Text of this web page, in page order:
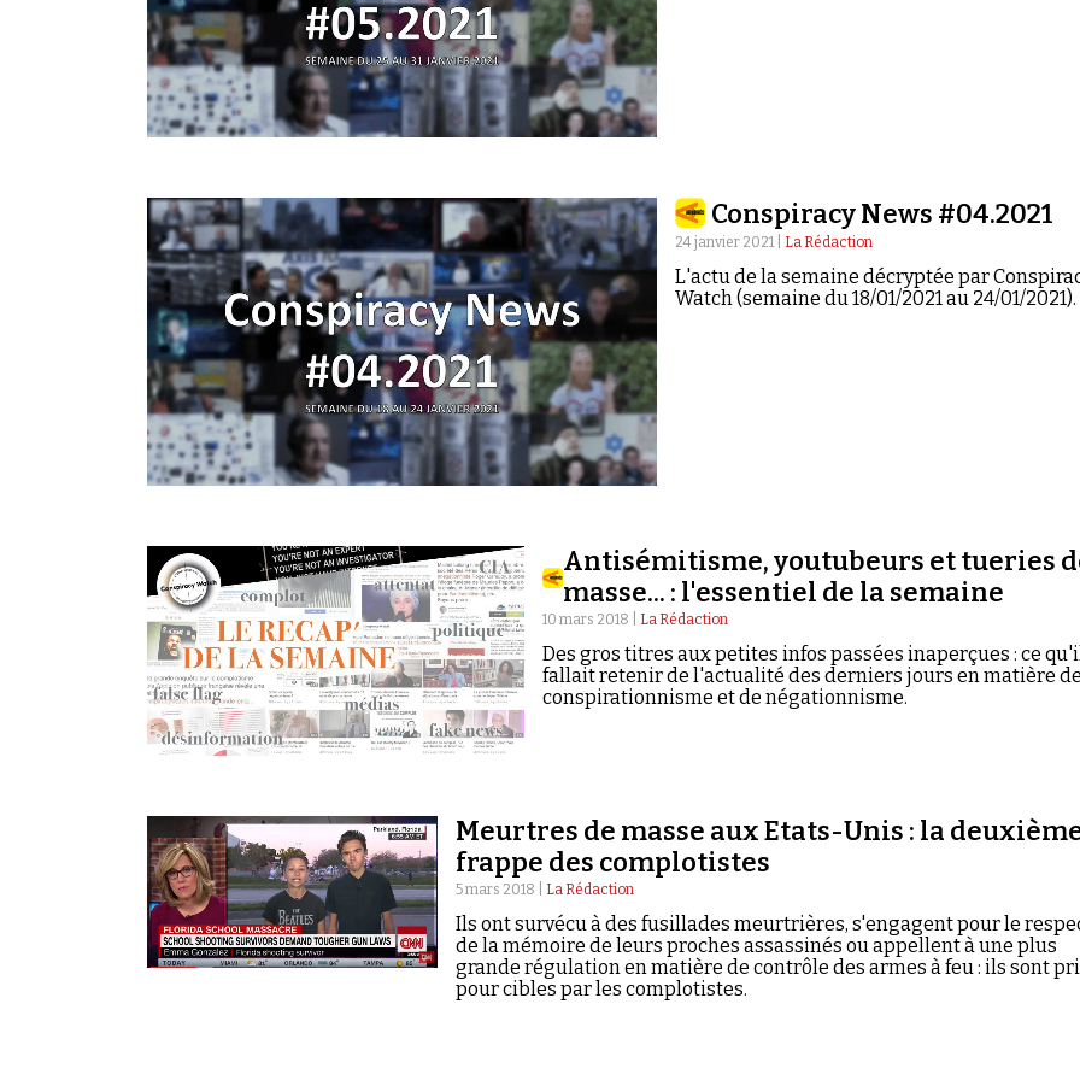
Conspiracy News #04.2021
24 janvier 2021 | La Rédaction
L'actu de la semaine décryptée par
Watch (semaine du 18/01/2021 au 24/01/2021).
Antisémitisme, youtubeurs et tueries
masse... : l'essentiel de la semaine
10 mars 2018 | La Rédaction
Des gros titres aux petites infos passées inaperçues : ce
fallait retenir de l'actualité des derniers jours en matière
conspirationnisme et de négationnisme.
Meurtres de masse aux Etats-Unis : la
frappe des complotistes
5 mars 2018 | La Rédaction
Ils ont survécu à des fusillades meurtrières, s'engagent pour le
de la mémoire de leurs proches assassinés ou appellent à une plus
grande régulation en matière de contrôle des armes à feu : ils sont
pour cibles par les complotistes.